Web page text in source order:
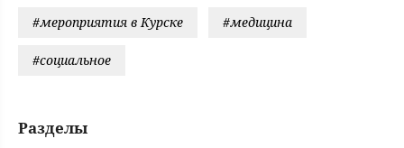
#мероприятия в Курске #медицина
#социальное
Разделы